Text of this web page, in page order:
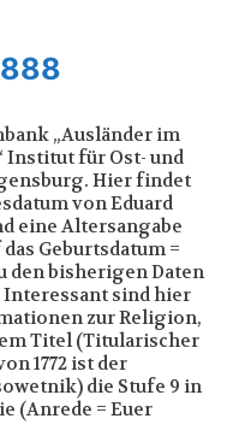
„Ausländer im
Institut für Ost- und
Hier findet
von Eduard
eine Altersangabe
Geburtsdatum =
den bisherigen Daten
Interessant sind hier
zur Religion,
Titel (Titularischer
1772 ist der
die Stufe 9 in
(Anrede = Euer